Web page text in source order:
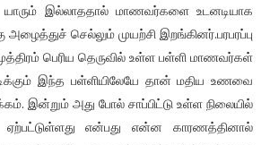
யாரும் இல்லாததால் மாணவர்களை உடனடியாக
செல்லும் முயற்சி இறங்கினர்.பரபரப்பு
பெரிய தெருவில் உள்ள பள்ளி மாணவர்கள்
இந்த பள்ளியிலேயே தான் மதிய உணவை
இன்றும் அது போல் சாப்பிட்டு உள்ள நிலையில்
ஏற்பட்டுள்ளது என்பது என்ன காரணத்தினால்